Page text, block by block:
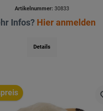
Artikelnummer:30833
Infos? Hier anmelden
Details